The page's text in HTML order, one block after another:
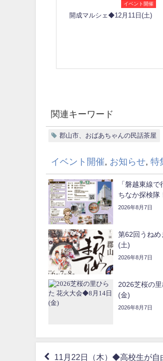
イベント開催
開成マルシェ◆12月11日(土)
関連キーワード
郡山市、おばあちゃんの民話茶屋
イベント開催, お知らせ, 特
「磐越東線
ちなか探検隊
2026年8月7日
第62回うね
(土)
2026年8月7日
2026芝桜の
(金)
2026年8月7日
11月22日（木）◆高校生が自